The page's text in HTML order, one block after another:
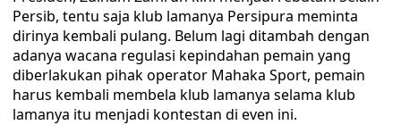
Persib, tentu saja klub lamanya Persipura meminta
dirinya kembali pulang. Belum lagi ditambah dengan
adanya wacana regulasi kepindahan pemain yang
diberlakukan pihak operator Mahaka Sport, pemain
harus kembali membela klub lamanya selama klub
lamanya itu menjadi kontestan di even ini.